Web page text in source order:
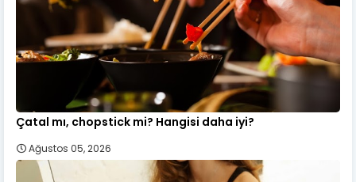
Çatal mı, chopstick mi? Hangisi daha iyi?
Ağustos 05, 2026